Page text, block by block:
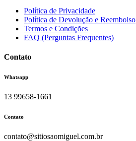
Política de Privacidade
Política de Devolução e Reembolso
Termos e Condições
FAQ (Perguntas Frequentes)
Contato
Whatsapp
13 99658-1661
Contato
contato@sitiosaomiguel.com.br